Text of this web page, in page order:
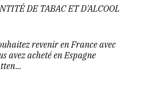
DE TABAC ET D'ALCOOL
revenir en France avec
avez acheté en Espagne